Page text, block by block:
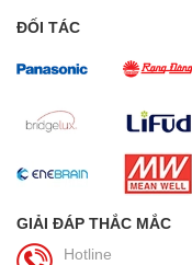
ĐỐI TÁC
GIẢI ĐÁP THẮC MẮC
Hotline